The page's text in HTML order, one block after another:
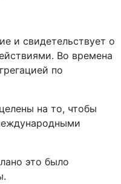
и свидетельствует о
Во времена
по
на то, чтобы
это было